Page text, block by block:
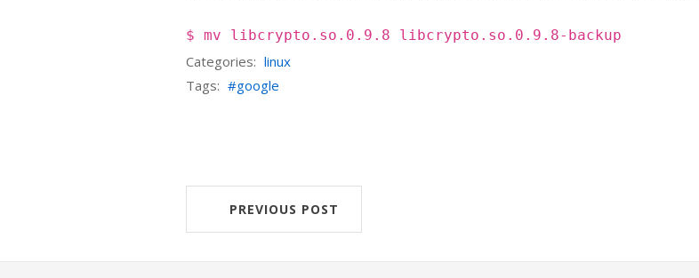
$ mv libcrypto.so.0.9.8 libcrypto.so.0.9.8-backup
Categories: linux
Tags:
google
PREVIOUS POST